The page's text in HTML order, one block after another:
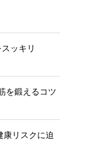
ッキリ
を鍛えるコツ
康リスクに迫